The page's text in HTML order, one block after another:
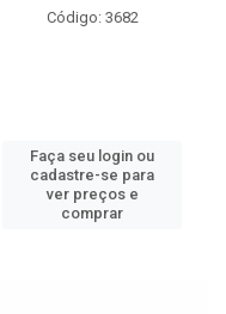
Código: 3682
Faça seu login ou
cadastre-se para
ver preços e
comprar